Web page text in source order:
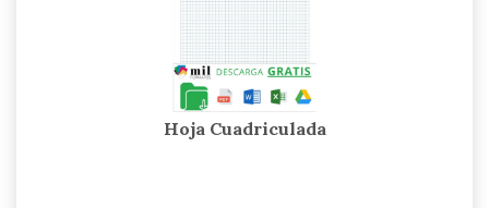
Hoja Cuadriculada